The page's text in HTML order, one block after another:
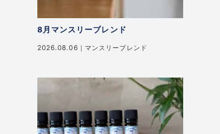
8月マンスリーブレンド
2026.08.06 マンスリーブレンド